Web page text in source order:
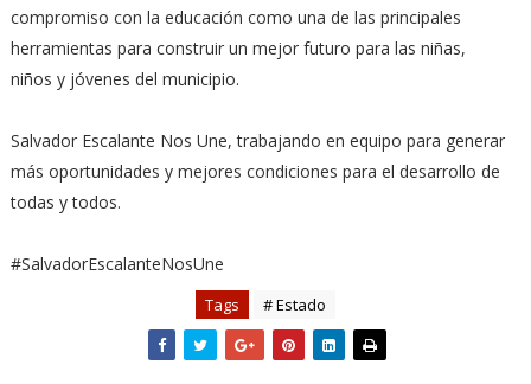
compromiso con la educación como una de las principales
herramientas para construir un mejor futuro para las niñas,
niños y jóvenes del municipio.
Salvador Escalante Nos Une, trabajando en equipo para generar
más oportunidades y mejores condiciones para el desarrollo de
todas y todos.
#SalvadorEscalanteNosUne
Tags # Estado